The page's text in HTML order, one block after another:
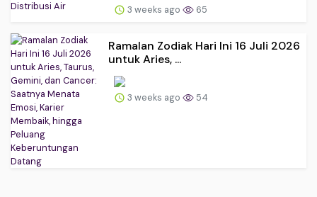
3 weeks ago 65
Ramalan Zodiak Hari Ini 16 Juli 2026
untuk Aries, ...
3 weeks ago 54